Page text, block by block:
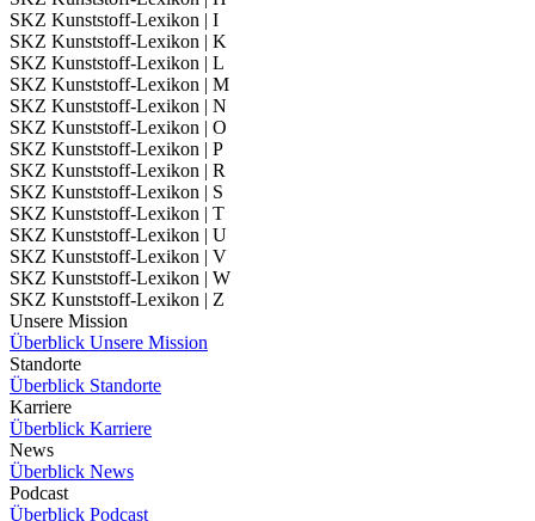
SKZ Kunststoff-Lexikon | I
SKZ Kunststoff-Lexikon | K
SKZ Kunststoff-Lexikon | L
SKZ Kunststoff-Lexikon | M
SKZ Kunststoff-Lexikon | N
SKZ Kunststoff-Lexikon | O
SKZ Kunststoff-Lexikon | P
SKZ Kunststoff-Lexikon | R
SKZ Kunststoff-Lexikon | S
SKZ Kunststoff-Lexikon | T
SKZ Kunststoff-Lexikon | U
SKZ Kunststoff-Lexikon | V
SKZ Kunststoff-Lexikon | W
SKZ Kunststoff-Lexikon | Z
Unsere Mission
Überblick Unsere Mission
Standorte
Überblick Standorte
Karriere
Überblick Karriere
News
Überblick News
Podcast
Überblick Podcast